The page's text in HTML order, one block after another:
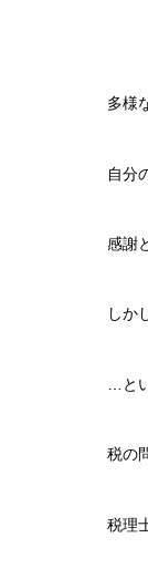
多様
自分
感謝
しか
…と
税の
税理